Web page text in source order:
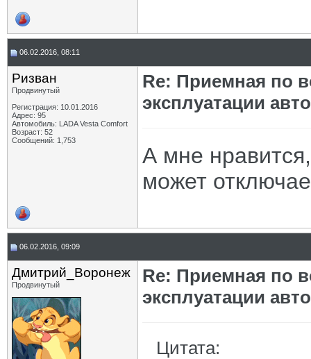
06.02.2016, 08:11
Ризван
Продвинутый
Регистрация: 10.01.2016
Адрес: 95
Автомобиль: LADA Vesta Сomfort
Возраст: 52
Сообщений: 1,753
Re: Приемная по
эксплуатации
А мне
может
06.02.2016, 09:09
Дмитрий_Воронеж
Продвинутый
Re: Приемная по
эксплуатации
Цитата: